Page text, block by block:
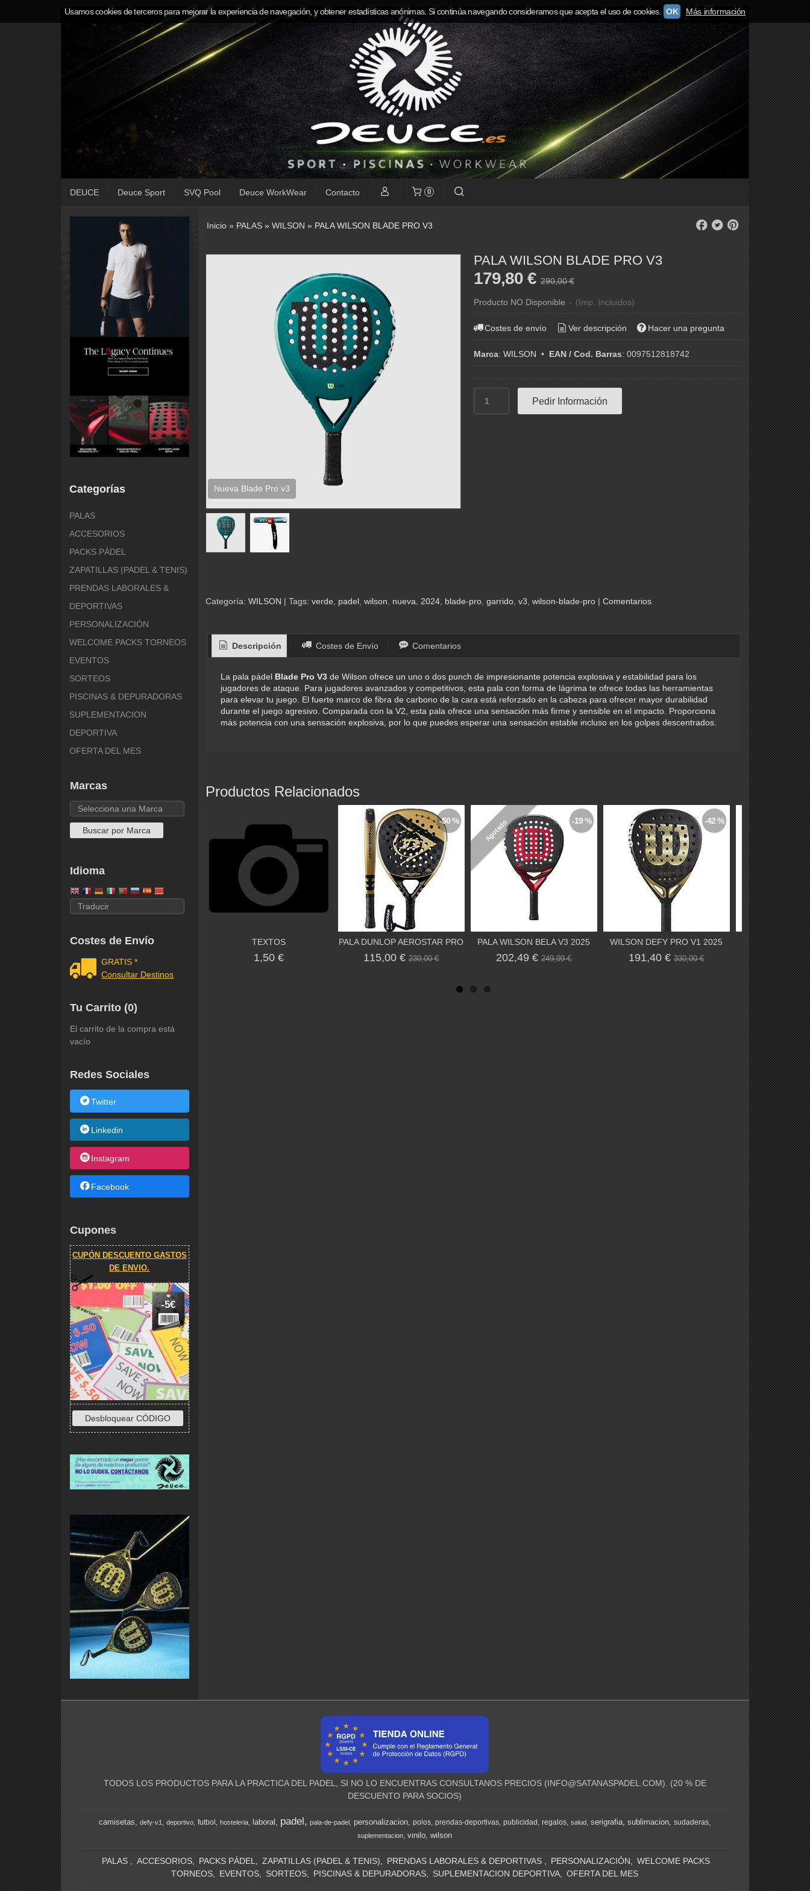
DEUCE Deuce Sport SVQ Pool Deuce WorkWear Contacto 0
Categorías
PALAS
ACCESORIOS
PACKS PÁDEL
ZAPATILLAS (PADEL & TENIS)
PRENDAS LABORALES &
DEPORTIVAS
PERSONALIZACIÓN
WELCOME PACKS TORNEOS
EVENTOS
SORTEOS
PISCINAS & DEPURADORAS
SUPLEMENTACION
DEPORTIVA
OFERTA DEL MES
Marcas
Idioma
Costes de Envío
GRATIS *
Consultar Destinos
Tu Carrito (0)
El carrito de la compra está
vacío
Redes Sociales
Twitter
Linkedin
Instagram
Facebook
Cupones
CUPÓN DESCUENTO GASTOS
DE ENVIO.
-5€
Inicio» PALAS » WILSON » PALA WILSON BLADE PRO V3
Nueva Blade Pro v3
PALA WILSON BLADE PRO V3
179,80 €290,00 €
Producto NO Disponible - (Imp. Incluidos)
Costes de envío Ver descripción Hacer una pregunta
Marca: WILSON • EAN / Cod. Barras: 0097512818742
Pedir Información
Categoría: WILSON | Tags: verde padel wilson nueva 2024 blade-pro garrido v3 wilson-blade-pro | Comentarios
Descripción Costes de Envío Comentarios
La pala pádel Blade Pro V3de Wilson ofrece un uno o dos punch de impresionante potencia explosiva y estabilidad para los
jugadores de ataque. Para jugadores avanzados y competitivos, esta pala con forma de lágrima te ofrece todas las herramientas
para elevar tu juego. El fuerte marco de fibra de carbono de la cara está reforzado en la cabeza para ofrecer mayor durabilidad
durante el juego agresivo. Comparada con la V2, esta pala ofrece una sensación más firme y sensible en el impacto. Proporciona
más potencia con una sensación explosiva, por lo que puedes esperar una sensación estable incluso en los golpes descentrados.
Productos Relacionados
TEXTOS
1,50 €
-50 %
PALA DUNLOP AEROSTAR PRO
115,00 €230,00 €
Agotado -19 %
PALA WILSON BELA V3 2025
202,49 €249,99 €
-42 %
WILSON DEFY PRO V1 2025
191,40 €330,00 €
TODOS LOS PRODUCTOS PARA LA PRACTICA DEL PADEL, SI NO LO ENCUENTRAS CONSULTANOS PRECIOS (INFO@SATANASPADEL.COM). (20 % DE
DESCUENTO PARA SOCIOS)
camisetas defy-v1 deportivo futbol hosteleria laboral padel pala-de-padel personalizacion polos prendas-deportivas publicidad regalos salud serigrafia sublimacion sudaderas
suplementacion vinilo wilson
PALAS ACCESORIOS PACKS PÁDEL ZAPATILLAS (PADEL & TENIS) PRENDAS LABORALES & DEPORTIVAS PERSONALIZACIÓN
WELCOME PACKS
TORNEOS
EVENTOS SORTEOS PISCINAS & DEPURADORAS SUPLEMENTACION DEPORTIVA OFERTA DEL MES
Usamos cookies de terceros para mejorar la experiencia de navegación, y obtener estadísticas anónimas. Si continúa navegando consideramos que acepta el uso de cookies. OK Más información